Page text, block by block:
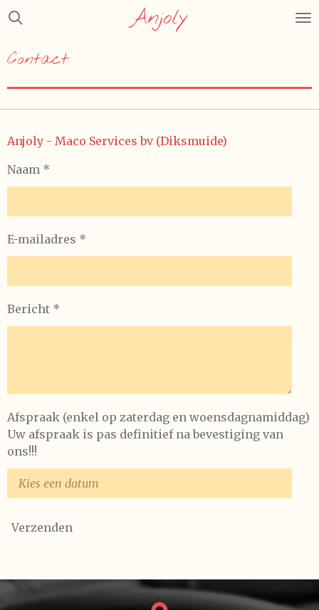
Ga
naar
de
Anjoly
Contact
Anjoly - Maco Services bv (Diksmuide)
Naam *
E-mailadres *
Bericht *
Afspraak (enkel op zaterdag en woensdagnamiddag)
Uw afspraak is pas definitief na bevestiging van
ons!!!
Verzenden